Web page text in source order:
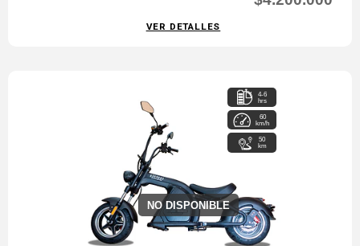
VER DETALLES
NO DISPONIBLE
4-6
hrs
60
km/h
50
km